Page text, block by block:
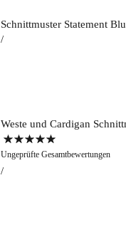
Schnittmuster Statement
Weste und Cardigan
Bewertet mit
5.00von 5
Ungeprüfte Gesamtbewertungen